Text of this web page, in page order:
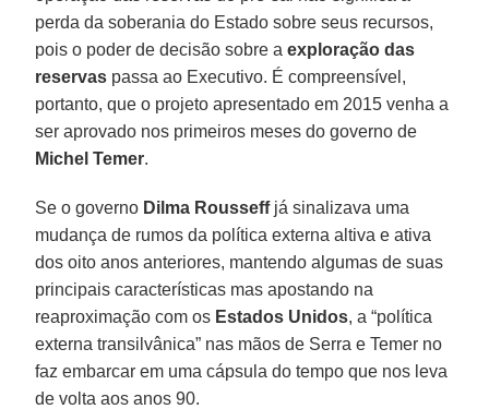
perda da soberania do Estado sobre seus recursos,
pois o poder de decisão sobre aexploração das
reservas passa ao Executivo. É compreensível,
portanto, que o projeto apresentado em 2015 venha a
ser aprovado nos primeiros meses do governo de
Michel Temer.
Se o governo Dilma Rousseffjá sinalizava uma
mudança de rumos da política externa altiva e ativa
dos oito anos anteriores, mantendo algumas de suas
principais características mas apostando na
reaproximação com os Estados Unidos, a “política
externa transilvânica” nas mãos de Serra e Temer no
faz embarcar em uma cápsula do tempo que nos leva
de volta aos anos 90.